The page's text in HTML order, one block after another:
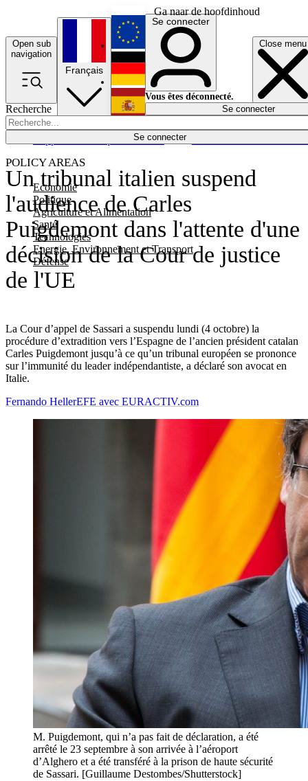
Ga naar de hoofdinhoud
Open sub
navigation
Close menu
Recherche
Se connecter
POLICY AREAS
Economie
Politique
Agriculture et Alimentation
Santé
Technologies
Energie, Environnement et Transport
Défense
Économie
Français
English
Deutsch
Español
Se connecter
Vous êtes déconnecté.
Se connecter
Un tribunal italien suspend
l'audience de Carles
Puigdemont dans l'attente d'une
décision de la Cour de justice
de l'UE
La Cour d’appel de Sassari a suspendu lundi (4 octobre) la
procédure d’extradition vers l’Espagne de l’ancien président catalan
Carles Puigdemont jusqu’à ce qu’un tribunal européen se prononce
sur l’immunité du leader indépendantiste, a déclaré son avocat en
Italie.
Fernando HellerEFE avec EURACTIV.com
M. Puigdemont, qui n’a pas fait de déclaration, a été
arrêté le 23 septembre à son arrivée à l’aéroport
d’Alghero et a été transféré à la prison de haute sécurité
de Sassari. [Guillaume Destombes/Shutterstock]